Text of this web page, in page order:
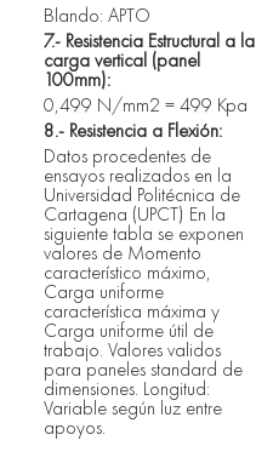
Blando: APTO
7.- Resistencia Estructural a la
carga vertical (panel
100mm):
0,499 N/mm2 = 499 Kpa
8.- Resistencia a Flexión:
Datos procedentes de
ensayos realizados en la
Universidad Politécnica de
Cartagena (UPCT) En la
siguiente tabla se exponen
valores de Momento
característico máximo,
Carga uniforme
característica máxima y
Carga uniforme útil de
trabajo. Valores validos
para paneles standard de
dimensiones. Longitud:
Variable según luz entre
apoyos.